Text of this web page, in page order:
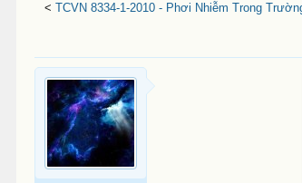
< TCVN 8334-1-2010 - Phơi Nhiễm Trong